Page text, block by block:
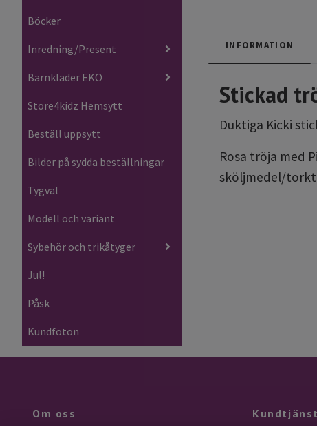
Böcker
Inredning/Present
Barnkläder EKO
Store4kidz Hemsytt
Beställ uppsytt
Bilder på sydda beställningar
Tygval
Modell och variant
Sybehör och trikåtyger
Jul!
Påsk
Kundfoton
INFORMATION
Stickad
Duktiga Kicki
Rosa tröja med
sköljmedel/
Om oss Kundtjänst